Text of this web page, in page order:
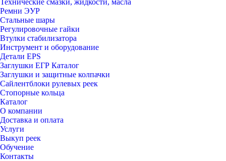
Технические смазки, жидкости, масла
Ремни ЭУР
Стальные шары
Регулировочные гайки
Втулки стабилизатора
Инструмент и оборудование
Детали EPS
Заглушки ЕГР Каталог
Заглушки и защитные колпачки
Сайлентблоки рулевых реек
Стопорные кольца
Каталог
О компании
Доставка и оплата
Услуги
Выкуп реек
Обучение
Контакты